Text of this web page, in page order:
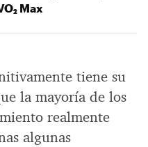
tiene su
la mayoría de los
realmente
algunas
Max